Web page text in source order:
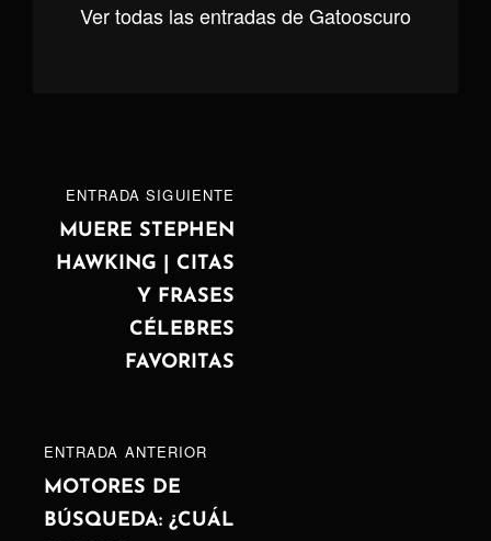
Ver todas las entradas de Gatooscuro
Navegación
de
entradas
ENTRADA
ANTERIOR
ENTRADA ANTERIOR
MOTORES DE
BÚSQUEDA: ¿CUÁL
ENTRADA
SIGUIENTE
ENTRADA SIGUIENTE
MUERE STEPHEN
HAWKING | CITAS
Y FRASES
CÉLEBRES
FAVORITAS